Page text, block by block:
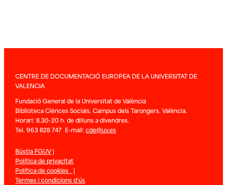
CENTRE DE DOCUMENTACIÓ EUROPEA DE LA UNIVERSITAT DE
VALENCIA
Fundació General de la Universitat de València
Biblioteca Ciènces Socials. Campus dels Tarongers. València.
Horari: 8.30-20 h. de dilluns a divendres.
Tel. 963 828 747 E-mail:cde@uv.es
Bústia FGUV|
Política de privacitat
Política de cookies |
Termes i condicions d’ús